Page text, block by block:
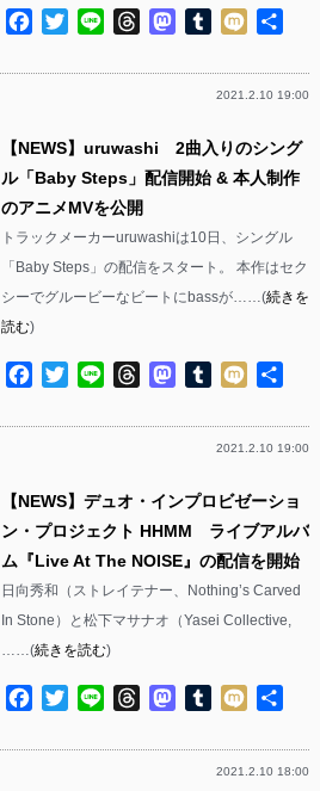
Facebook
TwitterLine ThreadsMastodon
Tumblr
Mixi
2021.2.10 19:00
【NEWS】uruwashi 2曲入りのシング
ル「Baby Steps」配信開始 & 本人制作
のアニメMVを公開
トラックメーカーuruwashiは10日、シングル
「Baby Steps」の配信をスタート。 本作はセク
シーでグルービーなビートにbassが……(続きを
読む)
Facebook
TwitterLine ThreadsMastodon
Tumblr
Mixi
2021.2.10 19:00
【NEWS】デュオ・インプロビゼーショ
ン・プロジェクト HHMM ライブアルバ
ム『Live At The NOISE』の配信を開始
日向秀和（ストレイテナー、Nothing’s Carved
In Stone）と松下マサナオ（Yasei Collective,
……(続きを読む)
Facebook
TwitterLine ThreadsMastodon
Tumblr
Mixi
2021.2.10 18:00